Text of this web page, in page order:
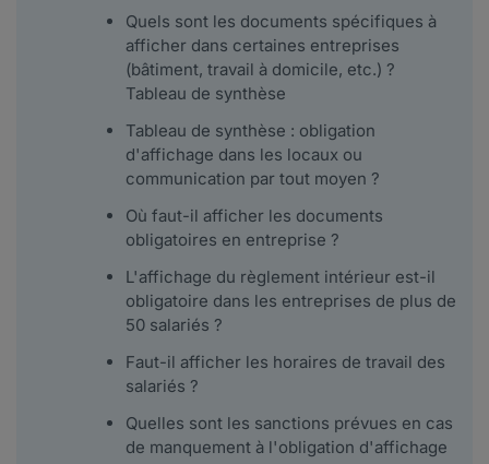
Quels sont les documents spécifiques à
afficher dans certaines entreprises
(bâtiment, travail à domicile, etc.) ?
Tableau de synthèse
Tableau de synthèse : obligation
d'affichage dans les locaux ou
communication par tout moyen ?
Où faut-il afficher les documents
obligatoires en entreprise ?
L'affichage du règlement intérieur est-il
obligatoire dans les entreprises de plus de
50 salariés ?
Faut-il afficher les horaires de travail des
salariés ?
Quelles sont les sanctions prévues en cas
de manquement à l'obligation d'affichage